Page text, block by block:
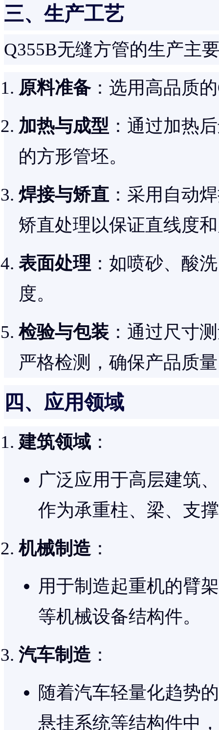
三、生产工艺
Q355B无缝方管的生产主
原料准备：选用高品质
加热与成型 ：通过加热
的方形管坯。
焊接与矫直 ：采用自动
矫直处理以保证直线度
表面处理 ：如喷砂、酸
度。
检验与包装 ：通过尺寸
严格检测，确保产品质
四、应用领域
建筑领域 ：
广泛应用于高层建筑
作为承重柱、梁、支
机械制造 ：
用于制造起重机的臂
等机械设备结构件。
汽车制造 ：
随着汽车轻量化趋势
悬挂系统等结构件中